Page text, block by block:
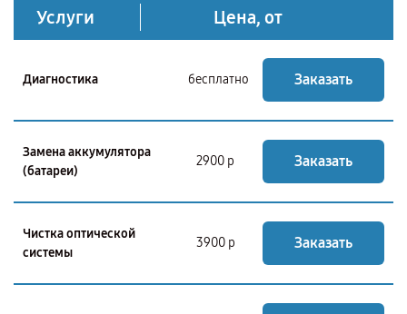
Услуги Цена, от
Диагностика бесплатно Заказать
Замена аккумулятора
(батареи)
2900 р Заказать
Чистка оптической
системы
3900 р Заказать